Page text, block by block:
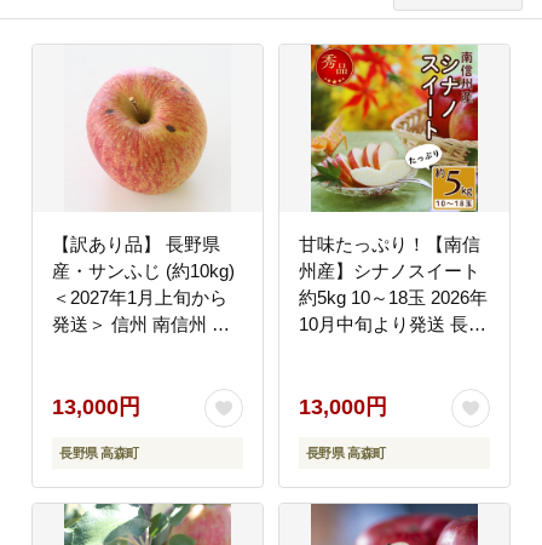
【訳あり品】 長野県
産・サンふじ (約10kg)
＜2027年1月上旬から
発送＞ 信州 南信州 高
庭用 山下屋荘介
13,000円
長野県 高森町
甘味たっぷり！【南信
州産】シナノスイート
約5kg 10～18玉 2026年
10月中旬より発送 長野
りんご りんご リンゴ
りんご3兄弟 JAみなみ
信州
13,000円
長野県 高森町